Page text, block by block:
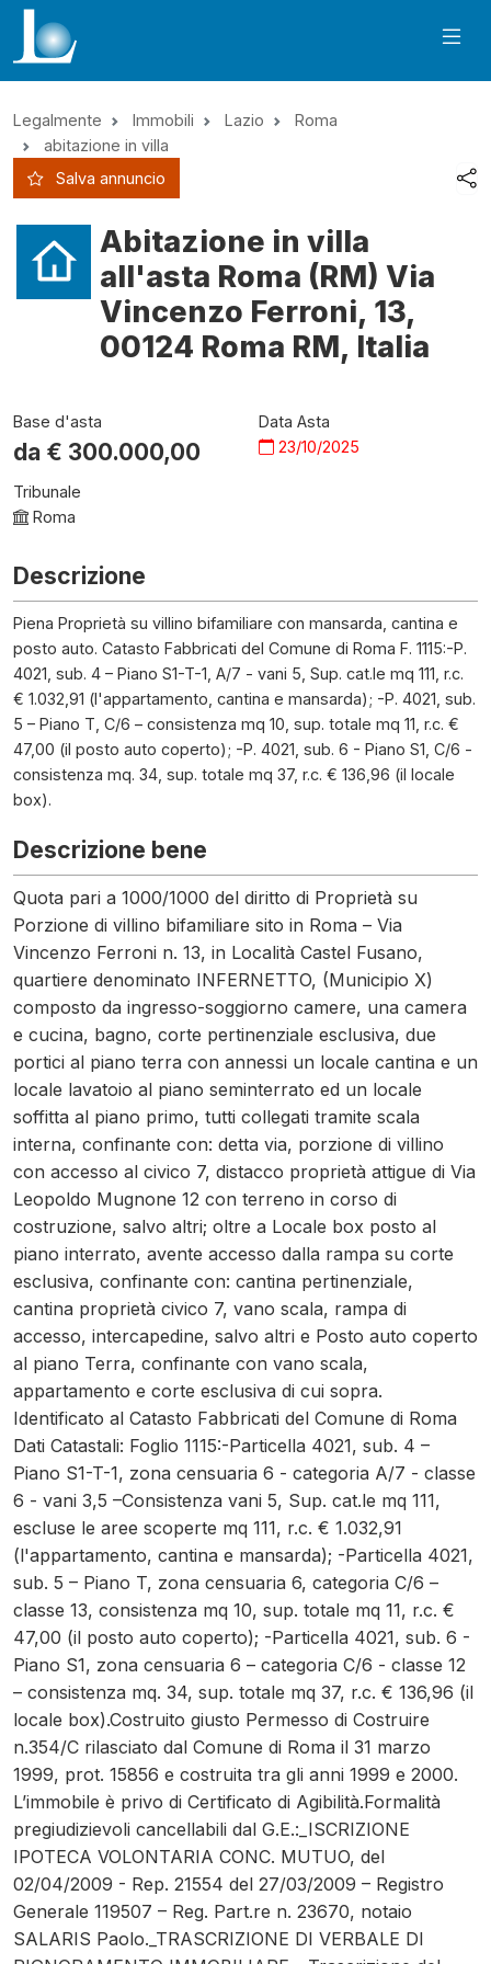
Legalmente Immobili Lazio
Roma
abitazione in villa
Salva annuncio
Abitazione in villa
all'asta Roma (RM) Via
Vincenzo Ferroni, 13,
00124 Roma RM, Italia
Base d'asta
da € 300.000,00
Data Asta
23/10/2025
Tribunale
Roma
Descrizione
Piena Proprietà su villino bifamiliare con mansarda, cantina e
posto auto. Catasto Fabbricati del Comune di Roma F. 1115:-P.
4021, sub. 4 – Piano S1-T-1, A/7 - vani 5, Sup. cat.le mq 111, r.c.
€ 1.032,91 (l'appartamento, cantina e mansarda); -P. 4021, sub.
5 – Piano T, C/6 – consistenza mq 10, sup. totale mq 11, r.c. €
47,00 (il posto auto coperto); -P. 4021, sub. 6 - Piano S1, C/6 -
consistenza mq. 34, sup. totale mq 37, r.c. € 136,96 (il locale
box).
Descrizione bene
Quota pari a 1000/1000 del diritto di Proprietà su
Porzione di villino bifamiliare sito in Roma – Via
Vincenzo Ferroni n. 13, in Località Castel Fusano,
quartiere denominato INFERNETTO, (Municipio X)
composto da ingresso-soggiorno camere, una camera
e cucina, bagno, corte pertinenziale esclusiva, due
portici al piano terra con annessi un locale cantina e un
locale lavatoio al piano seminterrato ed un locale
soffitta al piano primo, tutti collegati tramite scala
interna, confinante con: detta via, porzione di villino
con accesso al civico 7, distacco proprietà attigue di Via
Leopoldo Mugnone 12 con terreno in corso di
costruzione, salvo altri; oltre a Locale box posto al
piano interrato, avente accesso dalla rampa su corte
esclusiva, confinante con: cantina pertinenziale,
cantina proprietà civico 7, vano scala, rampa di
accesso, intercapedine, salvo altri e Posto auto coperto
al piano Terra, confinante con vano scala,
appartamento e corte esclusiva di cui sopra.
Identificato al Catasto Fabbricati del Comune di Roma
Dati Catastali: Foglio 1115:-Particella 4021, sub. 4 –
Piano S1-T-1, zona censuaria 6 - categoria A/7 - classe
6 - vani 3,5 –Consistenza vani 5, Sup. cat.le mq 111,
escluse le aree scoperte mq 111, r.c. € 1.032,91
(l'appartamento, cantina e mansarda); -Particella 4021,
sub. 5 – Piano T, zona censuaria 6, categoria C/6 –
classe 13, consistenza mq 10, sup. totale mq 11, r.c. €
47,00 (il posto auto coperto); -Particella 4021, sub. 6 -
Piano S1, zona censuaria 6 – categoria C/6 - classe 12
– consistenza mq. 34, sup. totale mq 37, r.c. € 136,96 (il
locale box).Costruito giusto Permesso di Costruire
n.354/C rilasciato dal Comune di Roma il 31 marzo
1999, prot. 15856 e costruita tra gli anni 1999 e 2000.
L’immobile è privo di Certificato di Agibilità.Formalità
pregiudizievoli cancellabili dal G.E.:_ISCRIZIONE
IPOTECA VOLONTARIA CONC. MUTUO, del
02/04/2009 - Rep. 21554 del 27/03/2009 – Registro
Generale 119507 – Reg. Part.re n. 23670, notaio
SALARIS Paolo._TRASCRIZIONE DI VERBALE DI